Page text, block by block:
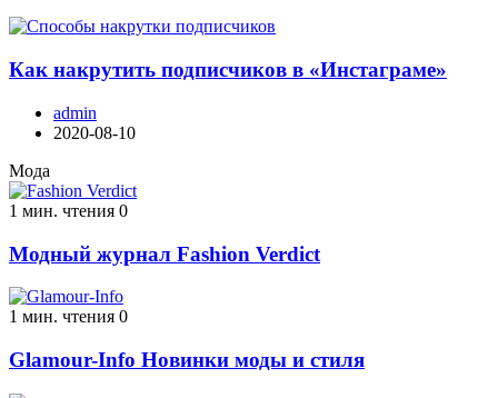
Как накрутить подписчиков в «Инстаграме»
admin
2020-08-10
Мода
1 мин. чтения 0
Модный журнал Fashion Verdict
1 мин. чтения 0
Glamour-Info Новинки моды и стиля